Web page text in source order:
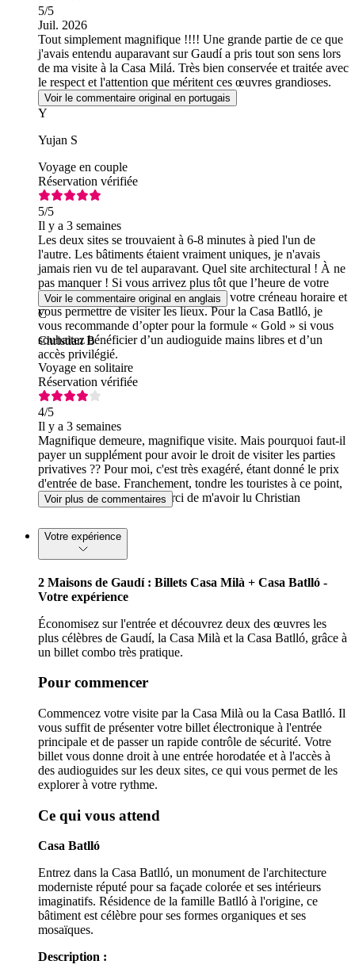
5/5
Juil. 2026
Tout simplement magnifique !!!! Une grande partie de ce que
j'avais entendu auparavant sur Gaudí a pris tout son sens lors
de ma visite à la Casa Milá. Très bien conservée et traitée avec
le respect et l'attention que méritent ces œuvres grandioses.
Voir le commentaire original en portugais
Y
Yujan S
Voyage en couple
Réservation vérifiée
5/5
Il y a 3 semaines
Les deux sites se trouvaient à 6-8 minutes à pied l'un de
l'autre. Les bâtiments étaient vraiment uniques, je n'avais
jamais rien vu de tel auparavant. Quel site architectural ! À ne
pas manquer ! Si vous arrivez plus tôt que l’heure de votre
réservation, la billetterie peut modifier votre créneau horaire et
vous permettre de visiter les lieux. Pour la Casa Batlló, je
vous recommande d’opter pour la formule « Gold » si vous
souhaitez bénéficier d’un audioguide mains libres et d’un
accès privilégié.
Voir le commentaire original en anglais
C
Christian B
Voyage en solitaire
Réservation vérifiée
4/5
Il y a 3 semaines
Magnifique demeure, magnifique visite. Mais pourquoi faut-il
payer un supplément pour avoir le droit de visiter les parties
privatives ?? Pour moi, c'est très exagéré, étant donné le prix
d'entrée de base. Franchement, tondre les touristes à ce point,
c'est vraiment exagéré. Merci de m'avoir lu Christian
Voir plus de commentaires
Votre expérience
2 Maisons de Gaudí : Billets Casa Milà + Casa Batlló -
Votre expérience
Économisez sur l'entrée et découvrez deux des œuvres les
plus célèbres de Gaudí, la Casa Milà et la Casa Batlló, grâce à
un billet combo très pratique.
Pour commencer
Commencez votre visite par la Casa Milà ou la Casa Batlló. Il
vous suffit de présenter votre billet électronique à l'entrée
principale et de passer un rapide contrôle de sécurité. Votre
billet vous donne droit à une entrée horodatée et à l'accès à
des audioguides sur les deux sites, ce qui vous permet de les
explorer à votre rythme.
Ce qui vous attend
Casa Batlló
Entrez dans la Casa Batlló, un monument de l'architecture
moderniste réputé pour sa façade colorée et ses intérieurs
imaginatifs. Résidence de la famille Batlló à l'origine, ce
bâtiment est célèbre pour ses formes organiques et ses
mosaïques.
Description :